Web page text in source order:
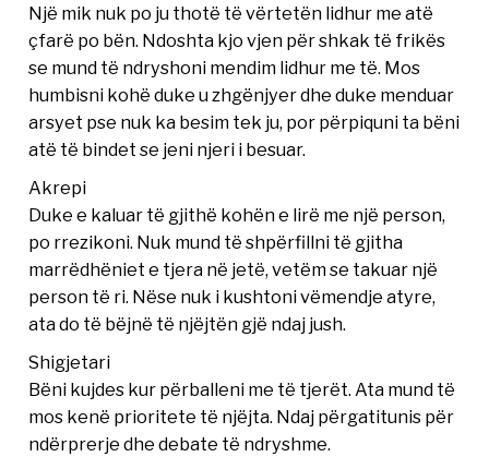
Një mik nuk po ju thotë të vërtetën lidhur me atë
çfarë po bën. Ndoshta kjo vjen për shkak të frikës
se mund të ndryshoni mendim lidhur me të. Mos
humbisni kohë duke u zhgënjyer dhe duke menduar
arsyet pse nuk ka besim tek ju, por përpiquni ta bëni
atë të bindet se jeni njeri i besuar.
Akrepi
Duke e kaluar të gjithë kohën e lirë me një person,
po rrezikoni. Nuk mund të shpërfillni të gjitha
marrëdhëniet e tjera në jetë, vetëm se takuar një
person të ri. Nëse nuk i kushtoni vëmendje atyre,
ata do të bëjnë të njëjtën gjë ndaj jush.
Shigjetari
Bëni kujdes kur përballeni me të tjerët. Ata mund të
mos kenë prioritete të njëjta. Ndaj përgatitunis për
ndërprerje dhe debate të ndryshme.